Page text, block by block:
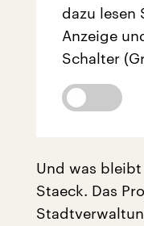
dazu lesen
Anzeige
Schalter
Und was bleibt
Staeck. Das